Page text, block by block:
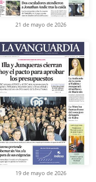
21 de mayo de 2026
19 de mayo de 2026